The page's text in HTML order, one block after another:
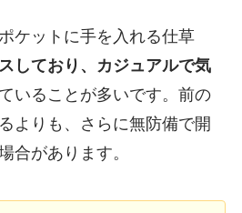
ケットに手を入れる仕草
しており、カジュアルで気
いることが多いです。前の
よりも、さらに無防備で開
合があります。